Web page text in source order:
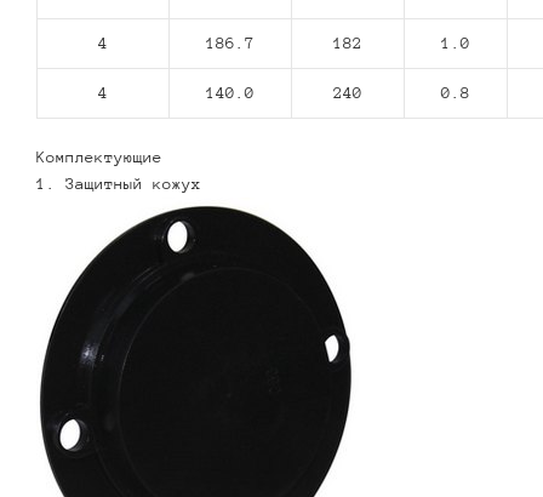
4 186.7 182 1.0
4 140.0 240 0.8
Комплектующие
1. Защитный кожух